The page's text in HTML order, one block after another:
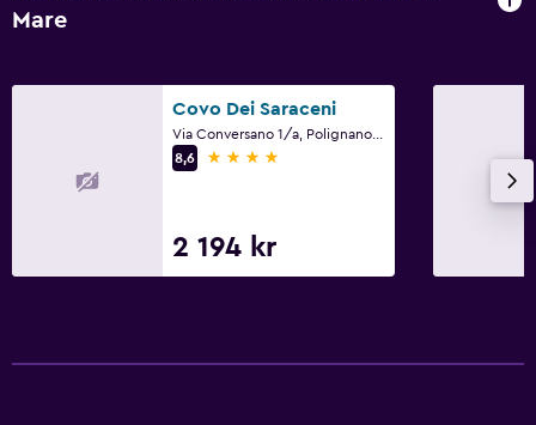
Skrivbord
Saker att göra
Familjevänligt
Barnsängar tillgängliga
Mare
Covo Dei Saraceni
8,6
4 stjärnor
2 194 kr